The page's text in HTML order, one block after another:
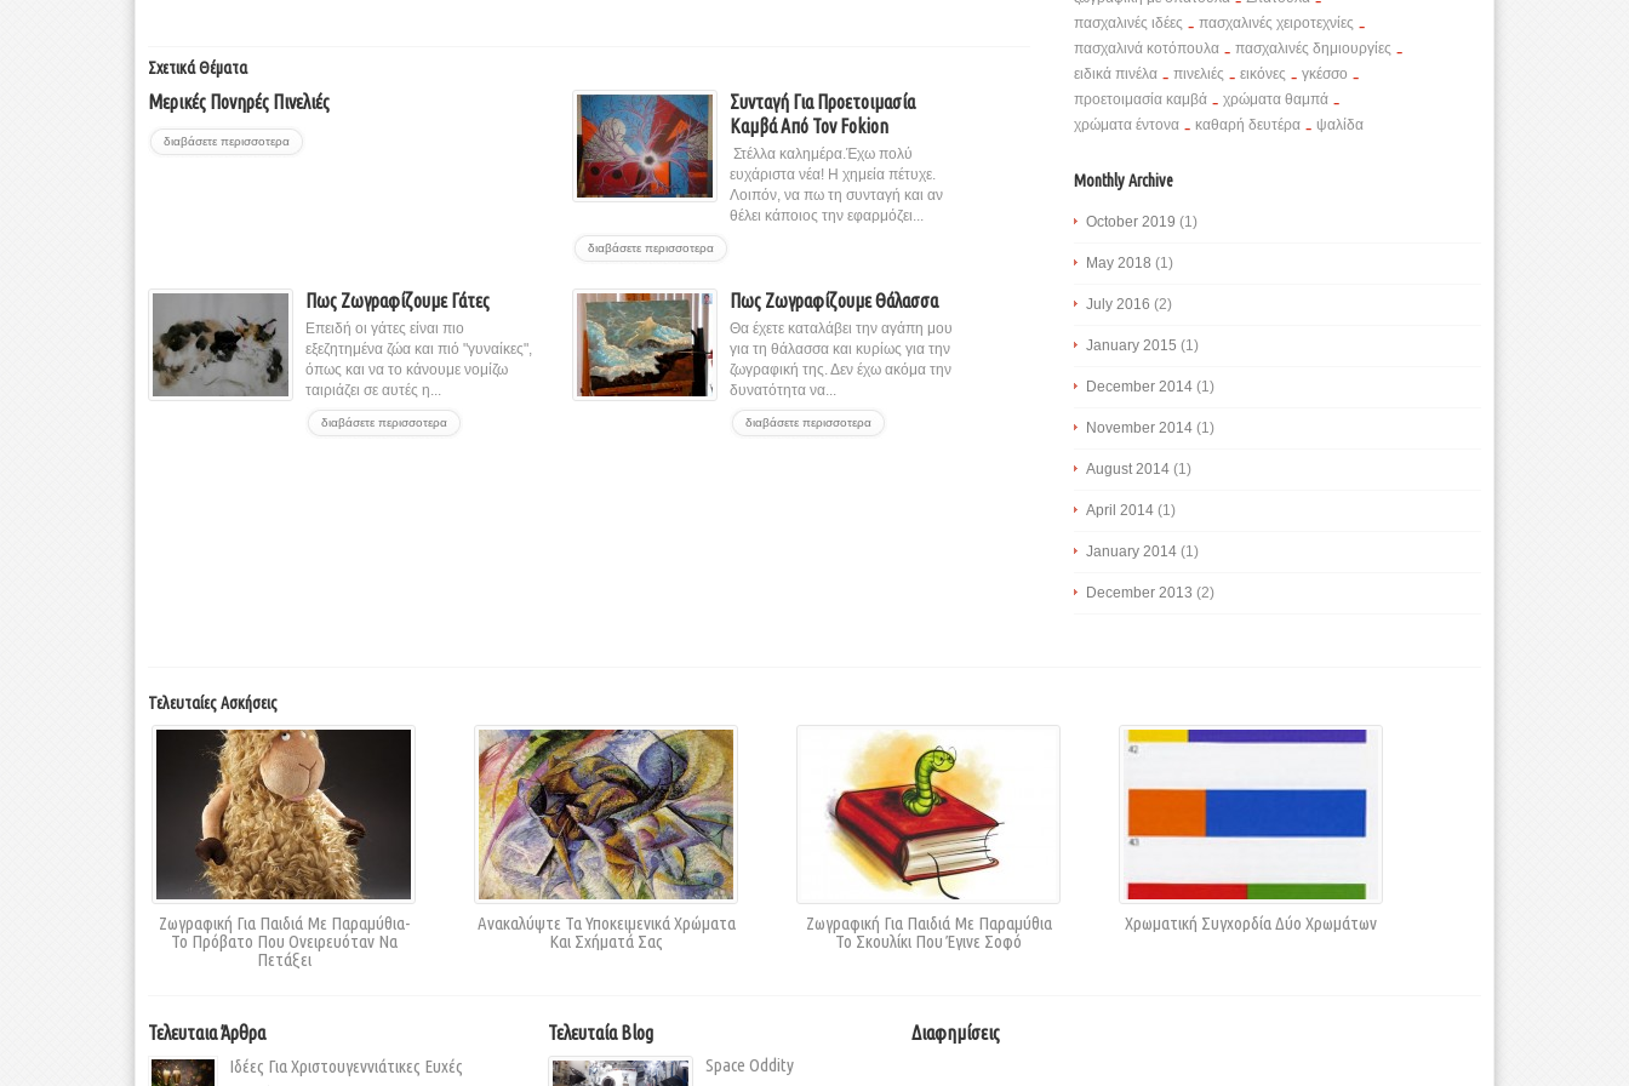
Σχετικά Θέματα
Μερικές Πονηρές Πινελιές
διαβάσετε περισσοτερα
Συνταγή Για Προετοιμασία
Καμβά Από Τον Fokion
Στέλλα καλημέρα.Έχω πολύ
ευχάριστα νέα! Η χημεία πέτυχε.
Λοιπόν, να πω τη συνταγή και αν
θέλει κάποιος την εφαρμόζει...
διαβάσετε περισσοτερα
Πως Ζωγραφίζουμε Γάτες
Επειδή οι γάτες είναι πιο
εξεζητημένα ζώα και πιό "γυναίκες",
όπως και να το κάνουμε νομίζω
ταιριάζει σε αυτές η...
διαβάσετε περισσοτερα
Πως Ζωγραφίζουμε Θάλασσα
Θα έχετε καταλάβει την αγάπη μου
για τη θάλασσα και κυρίως για την
ζωγραφική της. Δεν έχω ακόμα την
δυνατότητα να...
διαβάσετε περισσοτερα
πασχαλινές ιδέες - πασχαλινές χειροτεχνίες -
πασχαλινά κοτόπουλα - πασχαλινές δημιουργίες -
ειδικά πινέλα - πινελιές - εικόνες - γκέσσο -
προετοιμασία καμβά - χρώματα θαμπά -
χρώματα έντονα - καθαρή δευτέρα - ψαλίδα
Monthly Archive
October 2019 (1)
May 2018 (1)
July 2016 (2)
January 2015 (1)
December 2014 (1)
November 2014 (1)
August 2014 (1)
April 2014 (1)
January 2014 (1)
December 2013 (2)
Τελευταίες Ασκήσεις
Ζωγραφική Για Παιδιά Με Παραμύθια-
Το Πρόβατο Που Ονειρευόταν Να
Πετάξει
Ανακαλύψτε Τα Υποκειμενικά Χρώματα
Και Σχήματά Σας
Ζωγραφική Για Παιδιά Με Παραμύθια
Το Σκουλίκι Που Έγινε Σοφό
Χρωματική Συγχορδία Δύο Χρωμάτων
Τελευταια Άρθρα
Ιδέες Για Χριστουγεννιάτικες Ευχές
Τελευταία Blog
Space Oddity
Διαφημίσεις